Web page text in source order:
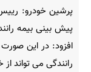
پرشین خودرو:
پیش بینی بیمه
افزود: در این
رانندگی می تواند